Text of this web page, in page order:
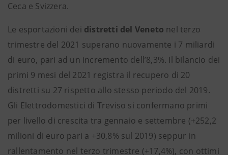
Ceca e Svizzera.
Le esportazioni dei distretti del Veneto nel terzo
trimestre del 2021 superano nuovamente i 7 miliardi
di euro, pari ad un incremento dell’8,3%. Il bilancio dei
primi 9 mesi del 2021 registra il recupero di 20
distretti su 27 rispetto allo stesso periodo del 2019.
Gli Elettrodomestici di Treviso si confermano primi
per livello di crescita tra gennaio e settembre (+252,2
milioni di euro pari a +30,8% sul 2019) seppur in
rallentamento nel terzo trimestre (+17,4%), con ottimi